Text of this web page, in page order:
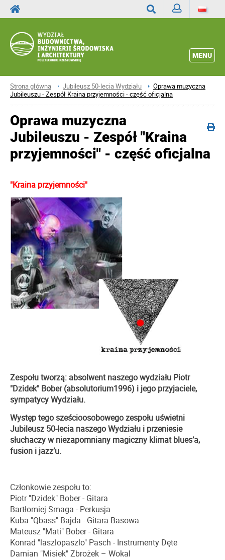
MENU
Strona główna Jubileusz 50-lecia Wydziału
Oprawa muzyczna
Jubileuszu - Zespół Kraina przyjemności - część oficjalna
Oprawa muzyczna
Jubileuszu - Zespół "Kraina
przyjemności" - część oficjalna
"Kraina przyjemności"
Zespołu tworzą: absolwent naszego wydziału Piotr
"Dzidek" Bober (absolutorium1996) i jego przyjaciele,
sympatycy Wydziału.
Występ tego sześcioosobowego zespołu uświetni
Jubileusz 50-lecia naszego Wydziału i przeniesie
słuchaczy w niezapomniany magiczny klimatblues’a,
fusion i jazz’u.
Członkowie zespołu to:
Piotr "Dzidek" Bober - Gitara
Bartłomiej Smaga - Perkusja
Kuba "Qbass" Bajda - Gitara Basowa
Mateusz "Mati" Bober - Gitara
Konrad "laszlopaszlo" Pasch - Instrumenty Dęte
Damian "Misiek" Zbrożek – Wokal